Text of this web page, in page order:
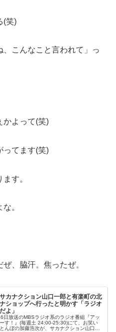
(笑)
、こんなこと言われて」っ
かよって(笑)
ってます(笑)
す。
。
ぜ、脇汗。焦ったぜ。
カナクション山口一郎と有楽町の北
ショップへ行ったと明かす「ラジオ
よ」
日放送のMBSラジオ系のラジオ番組『アッ
す！』(毎週土 24:00-25:30)にて、お笑い
んぼの加藤浩次が、サカナクション山口一